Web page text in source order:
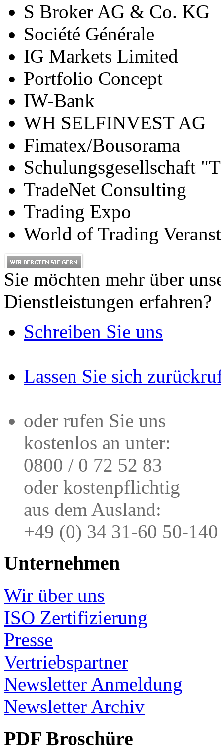
S Broker AG & Co. KG
Société Générale
IG Markets Limited
Portfolio Concept
IW-Bank
WH SELFINVEST AG
Fimatex/Bousorama
Schulungsgesellschaft
TradeNet Consulting
Trading Expo
World of Trading
Sie möchten mehr über
Dienstleistungen erfahren?
Schreiben Sie uns
Lassen Sie sich
oder rufen Sie uns
kostenlos an unter:
0800 / 0 72 52 83
oder kostenpflichtig
aus dem Ausland:
+49 (0) 34 31-60 50-140
Unternehmen
Wir über uns
ISO Zertifizierung
Presse
Vertriebspartner
Newsletter Anmeldung
Newsletter Archiv
PDF Broschüre